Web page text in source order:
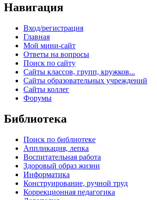
Навигация
Вход/регистрация
Главная
Мой мини-сайт
Ответы на вопросы
Поиск по сайту
Сайты классов, групп, кружков...
Сайты образовательных учреждений
Сайты коллег
Форумы
Библиотека
Поиск по библиотеке
Аппликация, лепка
Воспитательная работа
Здоровый образ жизни
Информатика
Конструирование, ручной труд
Коррекционная педагогика